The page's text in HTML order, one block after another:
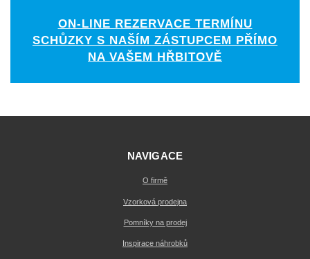
ON-LINE REZERVACE TERMÍNU
SCHŮZKY S NAŠÍM ZÁSTUPCEM PŘÍMO
NA VAŠEM HŘBITOVĚ
NAVIGACE
O firmě
Vzorková prodejna
Pomníky na prodej
Inspirace náhrobků